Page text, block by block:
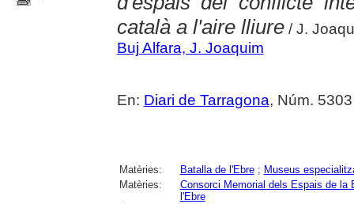
català a l'aire lliure/ J.
Buj Alfara, J. Joaquim
En: Diari de Tarragona, Núm.
Matèries: Batalla de l'Ebre; Museus
Matèries:
Consorci Memorial dels Espais de la
l'Ebre